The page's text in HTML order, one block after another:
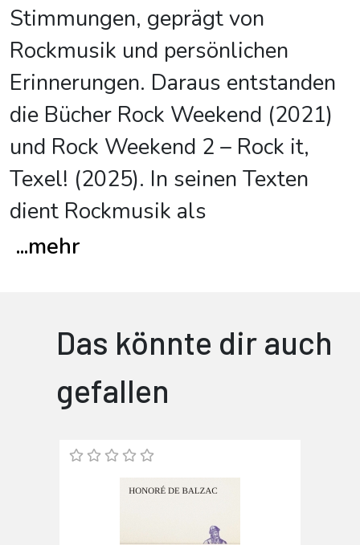
Stimmungen, geprägt von
Rockmusik und persönlichen
Erinnerungen. Daraus entstanden
die Bücher Rock Weekend (2021)
und Rock Weekend 2 – Rock it,
Texel! (2025). In seinen Texten
dient Rockmusik als
...mehr
Das könnte dir auch
gefallen